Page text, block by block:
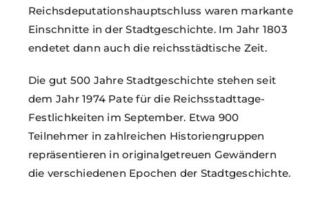
Reichsdeputationshauptschluss waren markante
Einschnitte in der Stadtgeschichte. Im Jahr 1803
endetet dann auch die reichsstädtische Zeit.
Die gut 500 Jahre Stadtgeschichte stehen seit
dem Jahr 1974 Pate für die Reichsstadttage-
Festlichkeiten im September. Etwa 900
Teilnehmer in zahlreichen Historiengruppen
repräsentieren in originalgetreuen Gewändern
die verschiedenen Epochen der Stadtgeschichte.